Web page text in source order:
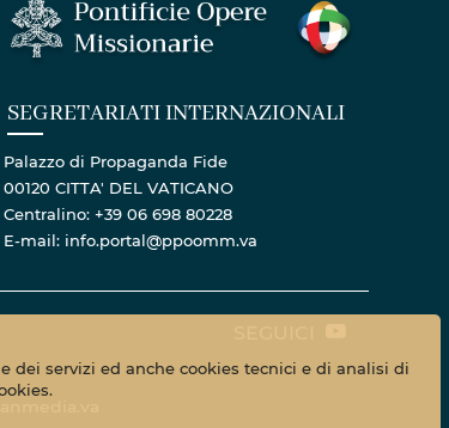
SEGRETARIATI INTERNAZIONALI
Palazzo di Propaganda Fide
00120 CITTA' DEL VATICANO
Centralino: +39 06 698 80228
E-mail: info.portal@ppoomm.va
dei servizi ed anche cookies tecnici e di analisi di